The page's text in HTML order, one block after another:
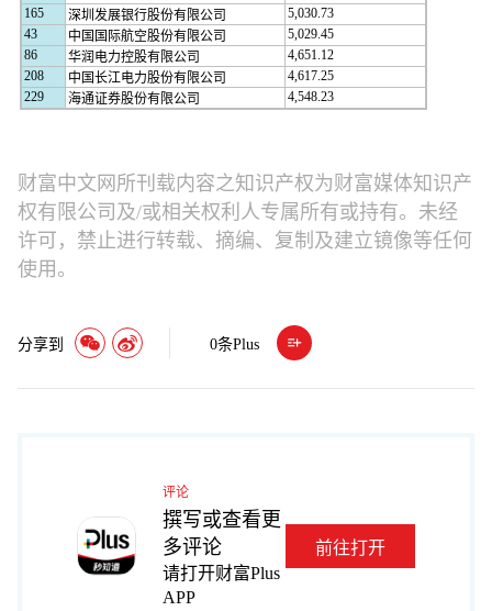
165
深圳发展银行股份有限公司
5,030.73
43
中国国际航空股份有限公司
5,029.45
86
华润电力控股有限公司
4,651.12
208
中国长江电力股份有限公司
4,617.25
229
海通证券股份有限公司 4,548.23
财富中文网所刊载内容之知识产权为财富媒体知识产
权有限公司及/或相关权利人专属所有或持有。未经
许可，禁止进行转载、摘编、复制及建立镜像等任何
使用。
分享到 0条Plus
评论
撰写或查看更
多评论
请打开财富Plus
APP
前往打开